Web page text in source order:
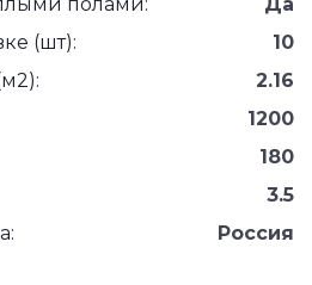
(шт):
10
2.16
1200
180
3.5
Россия